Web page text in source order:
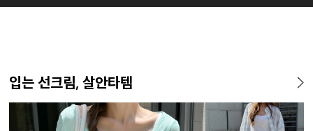
입는 선크림, 살안타템